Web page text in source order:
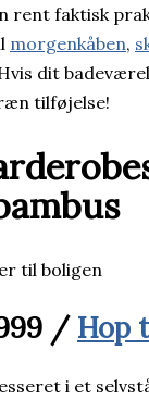
rent faktisk
morgenkåben,
dit
tilføjelse!
/ Hop
i et